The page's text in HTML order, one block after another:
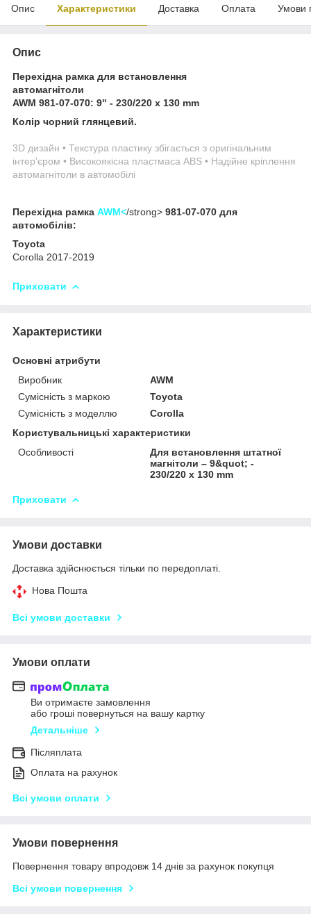
Опис Характеристики Доставка Оплата Умови
Опис
Перехідна рамка для встановлення
автомагнітоли
AWM 981-07-070: 9" - 230/220 x 130 mm
Колір чорний глянцевий.
3D дизайн • Текстура пластику збігається з оригінальним
інтер'єром • Високоякісна пластмаса ABS • Надійне кріплення
автомагнітоли в автомобілі
Перехідна рамка AWM</strong> 981-07-070 для
автомобілів:
Toyota
Corolla 2017-2019
Приховати
Характеристики
Основні атрибути
Виробник
AWM
Сумісність з маркою
Toyota
Сумісність з моделлю
Corolla
Користувальницькі характеристики
Особливості
Для встановлення штатної
магнітоли – 9&quot; -
230/220 x 130 mm
Приховати
Умови доставки
Доставка здійснюється тільки по передоплаті.
Нова Пошта
Всі умови доставки
Умови оплати
Ви отримаєте замовлення
або гроші повернуться на вашу картку
Детальніше
Післяплата
Оплата на рахунок
Всі умови оплати
Умови повернення
Повернення товару впродовж 14 днів за рахунок покупця
Всі умови повернення